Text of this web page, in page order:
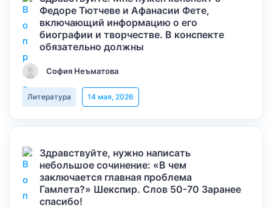
Федоре Тютчеве и Афанасии Фете,
включающий информацию о его
биографии и творчестве. В конспекте
обязательно должны
София Неъматова
Литература 14 мая, 2026
Здравствуйте, нужно написать
небольшое сочинение: «В чем
заключается главная проблема
Гамлета?» Шекспир. Слов 50-70 Заранее
спасибо!